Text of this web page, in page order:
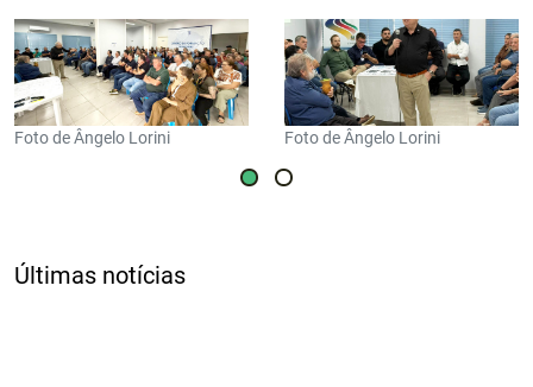
Foto de Ângelo Lorini Foto de Ângelo Lorini
Últimas notícias